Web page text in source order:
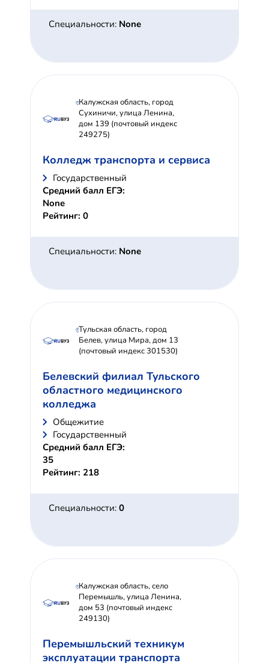
Специальности: None
Калужская область, город
Сухиничи, улица Ленина,
дом 139 (почтовый индекс
249275)
Колледж транспорта и сервиса
Государственный
Средний балл ЕГЭ:
None
Рейтинг: 0
Специальности: None
Тульская область, город
Белев, улица Мира, дом 13
(почтовый индекс 301530)
Белевский филиал Тульского
областного медицинского
колледжа
Общежитие
Государственный
Средний балл ЕГЭ:
35
Рейтинг: 218
Специальности: 0
Калужская область, село
Перемышль, улица Ленина,
дом 53 (почтовый индекс
249130)
Перемышльский техникум
эксплуатации транспорта